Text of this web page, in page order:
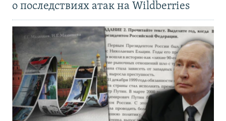
о последствиях атак на Wildberries